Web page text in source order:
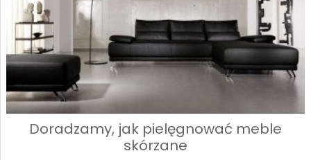
Doradzamy, jak pielęgnować meble
skórzane